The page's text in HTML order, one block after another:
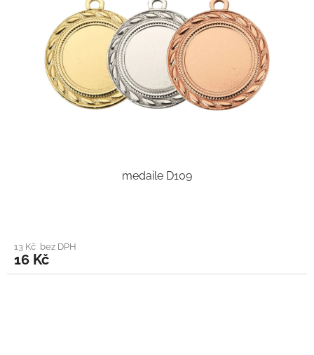
medaile D109
13 Kč bez DPH
16 Kč